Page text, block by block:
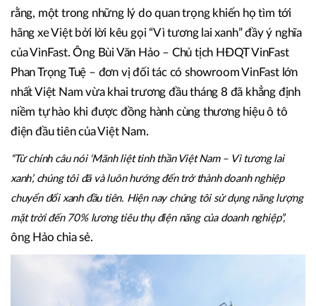
Ông Hoàng Anh – Tổng Giám Đốc VinFast Gia Lai phát biểu tại
lễ khai trương.
Bước ngoặt chuyển đổi xanh
Ngoài tiềm năng về doanh thu, nhiều nhà phân phối cho
rằng, một trong những lý do quan trọng khiến họ tìm tới
hãng xe Việt bởi lời kêu gọi “Vì tương lai xanh” đầy ý nghĩa
Phan Trọng Tuệ – đơn vị đối tác có showroom VinFast lớn
nhất Việt Nam vừa khai trương đầu tháng 8 đã khẳng định
niềm tự hào khi được đồng hành cùng thương hiệu ô tô
điện đầu tiên của Việt Nam.
“Từ chính câu nói ‘Mãnh liệt tinh thần Việt Nam – Vì tương lai
xanh’, chúng tôi đã và luôn hướng đến trở thành doanh nghiệp
chuyển đổi xanh đầu tiên. Hiện nay chúng tôi sử dụng năng lượng